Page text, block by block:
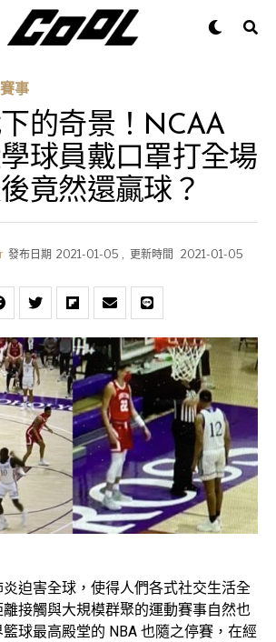
事
的奇景！NCAA
球員戴口罩打全場
竟然還贏球？
發布日期 2021-01-05 , 更新時間 2021-01-05
迫害全球，使得人們各式社交生活全
接觸與大規模群聚的運動賽事自然也
球最高殿堂的 NBA 也隨之停賽，在經